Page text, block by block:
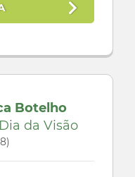
Botelho
da Visão